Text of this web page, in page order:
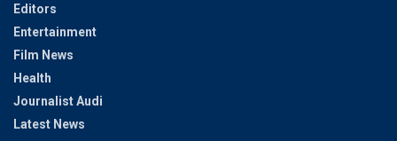
Editors
Entertainment
Film News
Health
Journalist Audi
Latest News